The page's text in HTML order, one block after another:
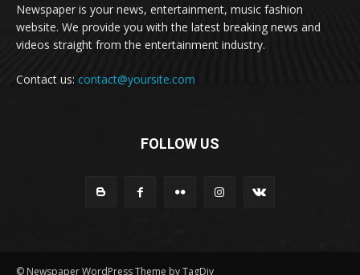
Newspaper is your news, entertainment, music fashion
website. We provide you with the latest breaking news and
videos straight from the entertainment industry.
Contact us: contact@yoursite.com
FOLLOW US
© Newspaper WordPress Theme by TagDiv